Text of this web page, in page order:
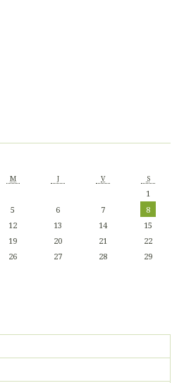
M J V S
1
5 6 7
8
12 13 14
15
19 20 21
22
26 27 28
29